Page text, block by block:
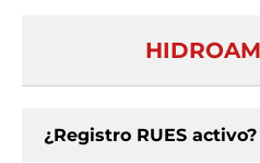
¿Registro RUES activo?